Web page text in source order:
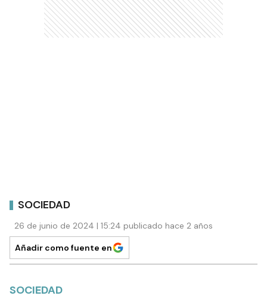
SOCIEDAD
26 de junio de 2024 | 15:24 publicado hace 2 años
Añadir como fuente en
SOCIEDAD